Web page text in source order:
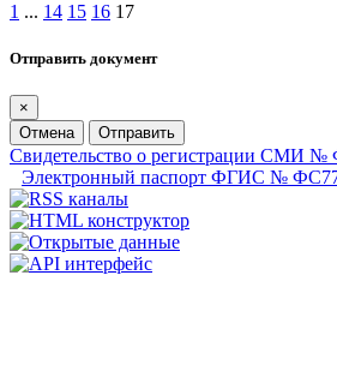
1 ... 14 15 16 17
Отправить документ
×
Отмена
Отправить
Свидетельство о регистрации СМИ №
Электронный паспорт ФГИС №